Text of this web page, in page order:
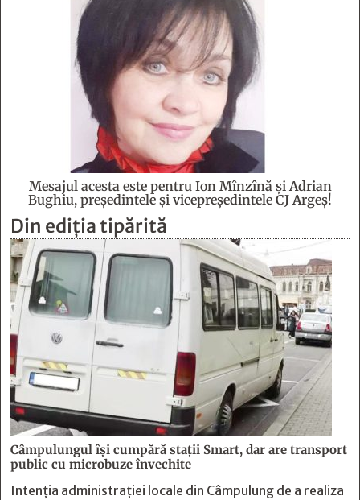
Mesajul acesta este pentru Ion Mînzînă şi Adrian
Bughiu, preşedintele şi vicepreşedintele CJ Argeş!
Din ediția tipărită
Câmpulungul îşi cumpără staţii Smart, dar are transport
public cu microbuze învechite
Intenția administrației locale din Câmpulung de a realiza